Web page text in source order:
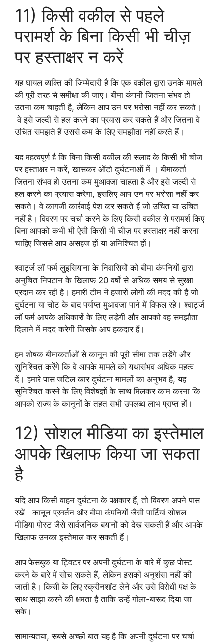
11) किसी वकील से पहले
परामर्श के बिना किसी भी चीज़
पर हस्ताक्षर न करें
यह घायल व्यक्ति की जिम्मेदारी है कि एक वकील द्वारा उनके मामले
की पूरी तरह से समीक्षा की जाए। बीमा कंपनी जितना संभव हो
उतना कम चाहती है, लेकिन आप उन पर भरोसा नहीं कर सकते।
वे इसे जल्दी से हल करने का प्रयास कर सकते हैं और जितना वे
उचित समझते हैं उससे कम के लिए समझौता नहीं करते हैं।
यह महत्वपूर्ण है कि बिना किसी वकील की सलाह के किसी भी चीज
पर हस्ताक्षर न करें, खासकर ऑटो दुर्घटनाओं में । बीमाकर्ता
जितना संभव हो उतना कम मुआवजा चाहता है और इसे जल्दी से
हल करने का प्रयास करेगा, इसलिए आप उन पर भरोसा नहीं कर
सकते। वे कागजी कार्रवाई पेश कर सकते हैं जो उचित या उचित
नहीं है। विवरण पर चर्चा करने के लिए किसी वकील से परामर्श किए
बिना आपको कभी भी ऐसी किसी भी चीज़ पर हस्ताक्षर नहीं करना
चाहिए जिससे आप असहज हों या अनिश्चित हों।
श्वार्ट्ज लॉ फर्म लुइसियाना के निवासियों को बीमा कंपनियों द्वारा
अनुचित निपटान के खिलाफ 20 वर्षों से अधिक समय से सुरक्षा
प्रदान कर रही है। हमारी टीम ने हजारों लोगों की मदद की है जो
दुर्घटना या चोट के बाद पर्याप्त मुआवजा पाने में विफल रहे। श्वार्ट्ज
लॉ फर्म आपके अधिकारों के लिए लड़ेगी और आपको वह समझौता
दिलाने में मदद करेगी जिसके आप हकदार हैं।
हम शोषक बीमाकर्ताओं से कानून की पूरी सीमा तक लड़ेंगे और
सुनिश्चित करेंगे कि वे आपके मामले को यथासंभव अधिक महत्व
दें। हमारे पास जटिल कार दुर्घटना मामलों का अनुभव है, यह
सुनिश्चित करने के लिए विशेषज्ञों के साथ मिलकर काम करना कि
आपको राज्य के कानूनों के तहत सभी उपलब्ध लाभ प्राप्त हों।
12) सोशल मीडिया का इस्तेमाल
आपके खिलाफ किया जा सकता
है
यदि आप किसी वाहन दुर्घटना के पक्षकार हैं, तो विवरण अपने पास
रखें। कानून प्रवर्तन और बीमा कंपनियों जैसी पार्टियां सोशल
मीडिया पोस्ट जैसे सार्वजनिक बयानों को देख सकती हैं और आपके
खिलाफ उनका इस्तेमाल कर सकती हैं।
आप फेसबुक या ट्विटर पर अपनी दुर्घटना के बारे में कुछ पोस्ट
करने के बारे में सोच सकते हैं, लेकिन इसकी अनुशंसा नहीं की
जाती है। किसी के लिए स्क्रीनशॉट लेने और उसे विरोधी पक्ष के
साथ साझा करने की क्षमता है ताकि उन्हें गोला-बारूद दिया जा
सके।
सामान्यतया, सबसे अच्छी बात यह है कि अपनी दुर्घटना पर चर्चा